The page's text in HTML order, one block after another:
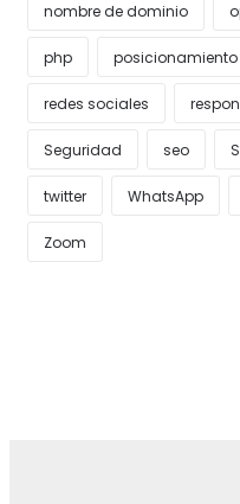
nombre de dominio
php posicionamiento
redes sociales
Seguridad seo
twitter WhatsApp
Zoom